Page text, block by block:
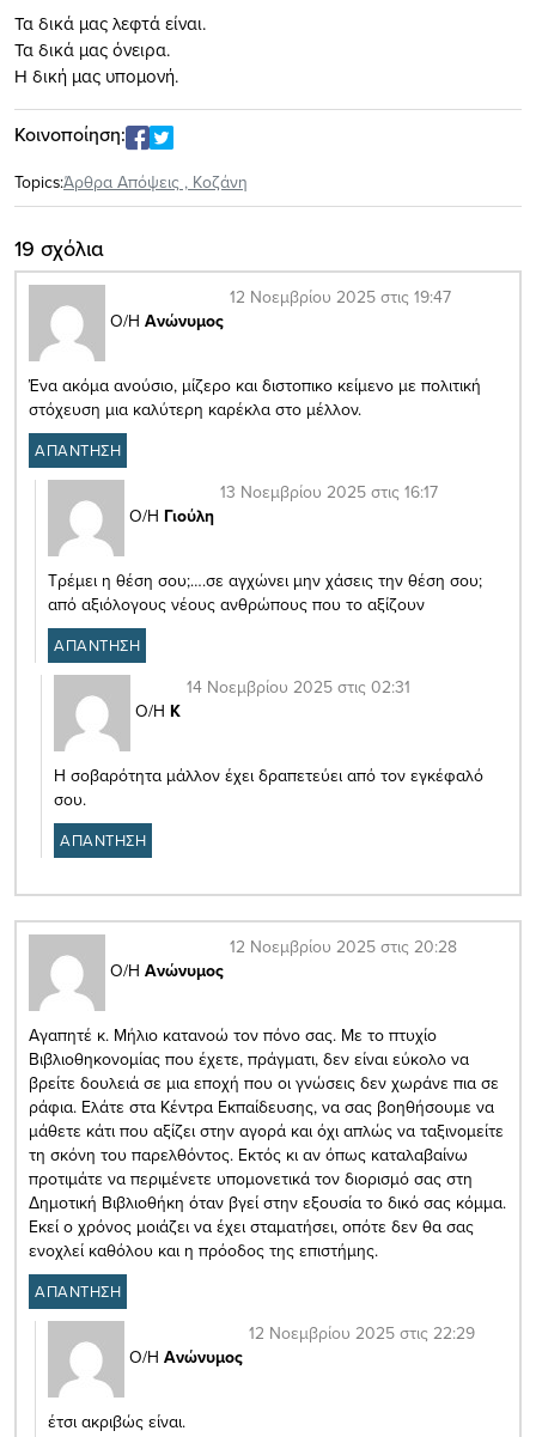
Τα δικά μας λεφτά είναι.
Τα δικά μας όνειρα.
Η δική μας υπομονή.
Κοινοποίηση:
Topics:Άρθρα Απόψεις , Κοζάνη
19 σχόλια
Ο/Η Ανώνυμος
12 Νοεμβρίου 2025 στις 19:47
Ένα ακόμα ανούσιο, μίζερο και διστοπικο κείμενο με πολιτική
στόχευση μια καλύτερη καρέκλα στο μέλλον.
ΑΠΑΝΤΗΣΗ
Ο/Η Γιούλη
13 Νοεμβρίου 2025 στις 16:17
Τρέμει η θέση σου;….σε αγχώνει μην χάσεις την θέση σου;
από αξιόλογους νέους ανθρώπους που το αξίζουν
ΑΠΑΝΤΗΣΗ
Ο/Η Κ
14 Νοεμβρίου 2025 στις 02:31
Η σοβαρότητα μάλλον έχει δραπετεύει από τον εγκέφαλό
σου.
ΑΠΑΝΤΗΣΗ
Ο/Η Ανώνυμος
12 Νοεμβρίου 2025 στις 20:28
Αγαπητέ κ. Μήλιο κατανοώ τον πόνο σας. Με το πτυχίο
Βιβλιοθηκονομίας που έχετε, πράγματι, δεν είναι εύκολο να
βρείτε δουλειά σε μια εποχή που οι γνώσεις δεν χωράνε πια σε
ράφια. Ελάτε στα Κέντρα Εκπαίδευσης, να σας βοηθήσουμε να
μάθετε κάτι που αξίζει στην αγορά και όχι απλώς να ταξινομείτε
τη σκόνη του παρελθόντος. Εκτός κι αν όπως καταλαβαίνω
προτιμάτε να περιμένετε υπομονετικά τον διορισμό σας στη
Δημοτική Βιβλιοθήκη όταν βγεί στην εξουσία το δικό σας κόμμα.
Εκεί ο χρόνος μοιάζει να έχει σταματήσει, οπότε δεν θα σας
ενοχλεί καθόλου και η πρόοδος της επιστήμης.
ΑΠΑΝΤΗΣΗ
Ο/Η Ανώνυμος
12 Νοεμβρίου 2025 στις 22:29
έτσι ακριβώς είναι.